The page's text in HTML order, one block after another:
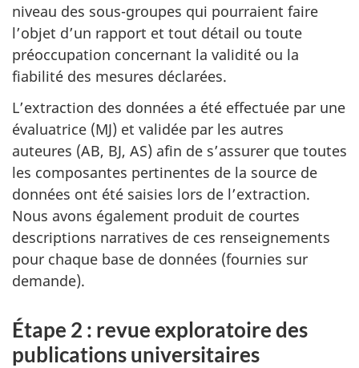
niveau des sous-groupes qui pourraient faire
l’objet d’un rapport et tout détail ou toute
préoccupation concernant la validité ou la
fiabilité des mesures déclarées.
L’extraction des données a été effectuée par une
évaluatrice (MJ) et validée par les autres
auteures (AB, BJ, AS) afin de s’assurer que toutes
les composantes pertinentes de la source de
données ont été saisies lors de l’extraction.
Nous avons également produit de courtes
descriptions narratives de ces renseignements
pour chaque base de données (fournies sur
demande).
Étape 2 : revue exploratoire des
publications universitaires